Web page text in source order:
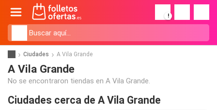
!
Ciudades A Vila Grande
A Vila Grande
No se encontraron tiendas en A Vila Grande.
Ciudades cerca de A Vila Grande